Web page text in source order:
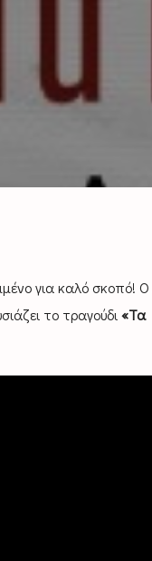
για καλό σκοπό! Ο
το τραγούδι «Τα